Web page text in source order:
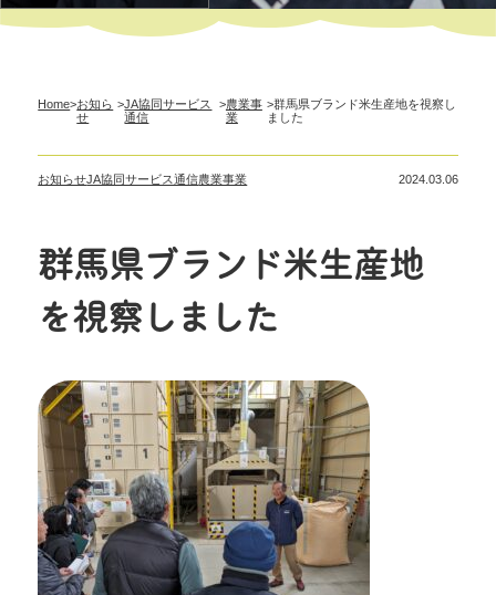
Home>お知ら
せ
>JA協同サービス
通信
>農業事
業
>群馬県ブランド米生産地を視察し
ました
お知らせJA協同サービス通信農業事業 2024.03.06
群馬県ブランド米生産地
を視察しました